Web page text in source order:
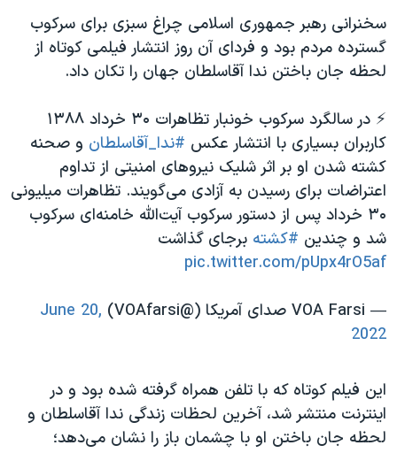
سخنرانی رهبر جمهوری اسلامی چراغ سبزی برای سرکوب
گسترده مردم بود و فردای آن روز انتشار فیلمی کوتاه از
لحظه جان باختن ندا آقاسلطان جهان را تکان داد.
⚡️ در سالگرد سرکوب خونبار تظاهرات ۳۰ خرداد ۱۳۸۸
کاربران بسیاری با انتشار عکس #ندا_آقاسلطان و صحنه
کشته شدن او بر اثر شلیک نیروهای امنیتی از تداوم
اعتراضات برای رسیدن به آزادی می‌گویند. تظاهرات میلیونی
۳۰ خرداد پس از دستور سرکوب آیت‌الله خامنه‌ای سرکوب
شد و چندین #کشته برجای گذاشت
pic.twitter.com/pUpx4rO5af
— VOA Farsi صدای آمریکا (@VOAfarsi)
June 20,
2022
این فیلم کوتاه که با تلفن همراه گرفته شده بود و در
اینترنت منتشر شد، آخرین لحظات زندگی ندا آقاسلطان و
لحظه جان باختن او با چشمان باز را نشان می‌دهد؛